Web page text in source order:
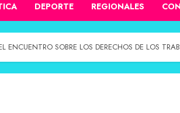
DEPORTE REGIONALES
SOBRE LOS DERECHOS DE LOS